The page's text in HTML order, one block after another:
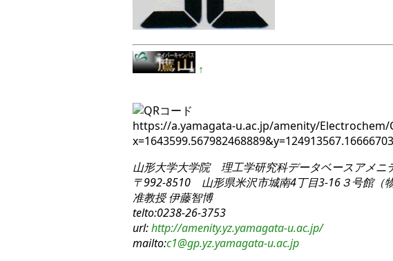
↑
https://a.yamagata-u.ac.jp/amenity/Electrochem/
山形大学大学院 理工学研究科データベースアメニ
〒992-8510 山形県米沢市城南4丁目3-16３号館（
准教授 伊藤智博
telto:0238-26-3753
url:http://amenity.yz.yamagata-u.ac.jp/
mailto:c1@gp.yz.yamagata-u.ac.jp